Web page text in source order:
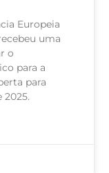
Europeia
uma
o
para a
para
2025.